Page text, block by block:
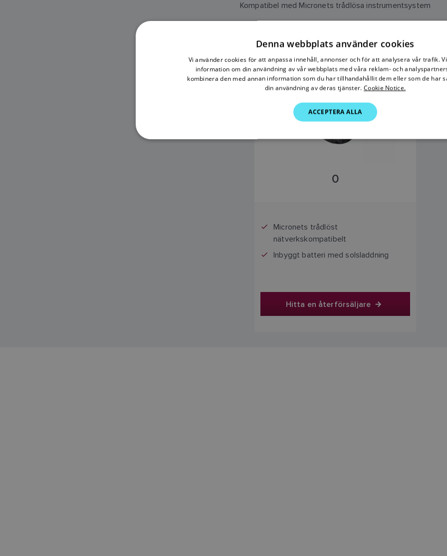
Kompatibel med Micronets trådlösa instrumentsystem
TRÅDLÖS SÄNDARE FÖR
MASTROTATION (T221)
SKU: T221
0
Micronets trådlöst
nätverkskompatibelt
Inbyggt batteri med solsladdning
Hitta en återförsäljare
Denna webbplats använder cookies
Vi använder cookies för att anpassa innehåll, annonser och för att analysera vår trafik.
information om din användning av vår webbplats med våra reklam- och
kombinera den med annan information som du har tillhandahållit dem eller som de har
din användning av deras tjänster. Cookie Notice.
ACCEPTERA ALLA